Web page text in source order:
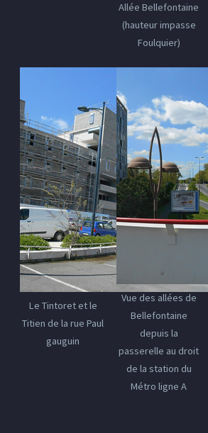
Allée Bellefontaine
(hauteur impasse
Foulquier)
Le Tintoret et le
Titien de la rue Paul
gauguin
Vue des allées de
Bellefontaine
depuis la
passerelle au droit
de la station du
Métro ligne A